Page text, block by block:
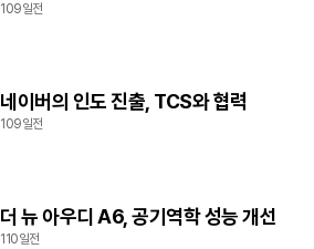
109일전
네이버의 인도 진출, TCS와 협력
109일전
더 뉴 아우디 A6, 공기역학 성능 개선
110일전